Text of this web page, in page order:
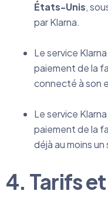
États-Unis,
par Klarna.
Le service
paiement de la
connecté à son
Le service
paiement de la
déjà au moins
4. Tarifs